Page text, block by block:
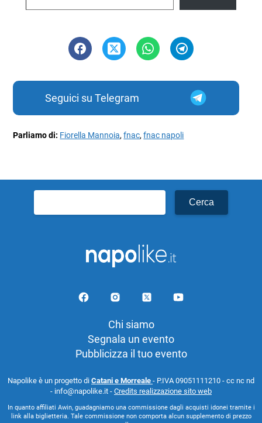
Seguici su Telegram
Parliamo di: Fiorella Mannoia,fnac,fnac napoli
per:
Chi siamo
Segnala un evento
Pubblicizza il tuo evento
Napolike è un progetto di Catani e Morreale - P.IVA 09051111210 - cc nc nd
- info@napolike.it - Credits realizzazione sito web
In quanto affiliati Awin, guadagniamo una commissione dagli acquisti idonei tramite i
link alla biglietteria. Tale commissione non comporta alcun supplemento di prezzo